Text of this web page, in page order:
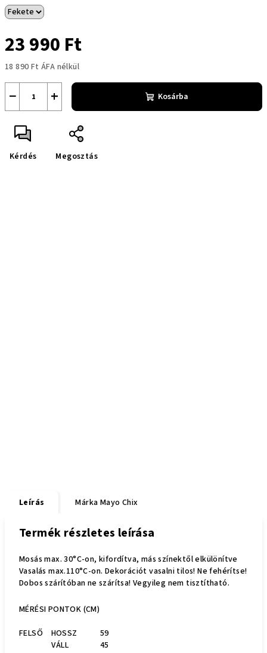
23 990 Ft
18 890 Ft ÁFA nélkül
+
− Kosárba
Kérdés Megosztás
Leírás Márka Mayo Chix
Termék részletes leírása
Mosás max. 30°C-on, kifordítva, más színektől elkülönítve
Vasalás max.110°C-on. Dekorációt vasalni tilos! Ne fehérítse!
Dobos szárítóban ne szárítsa! Vegyileg nem tisztítható.
MÉRÉSI PONTOK (CM)
FELSŐ HOSSZ
59
VÁLL
45